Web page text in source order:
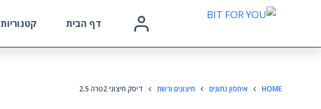
דף הבית קטגוריות
HOME איחסון נתונים חיצונים ורשת דיסק חיצוני 2טרה 2.5